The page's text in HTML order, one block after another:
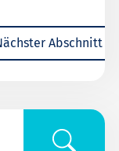
Abschnitt